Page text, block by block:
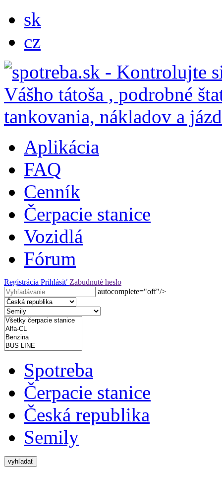
sk
cz
Aplikácia
FAQ
Cenník
Čerpacie stanice
Vozidlá
Fórum
Registrácia Prihlásiť Zabudnuté heslo
autocomplete="off"/>
Spotreba
Čerpacie stanice
Česká republika
Semily
vyhľadať